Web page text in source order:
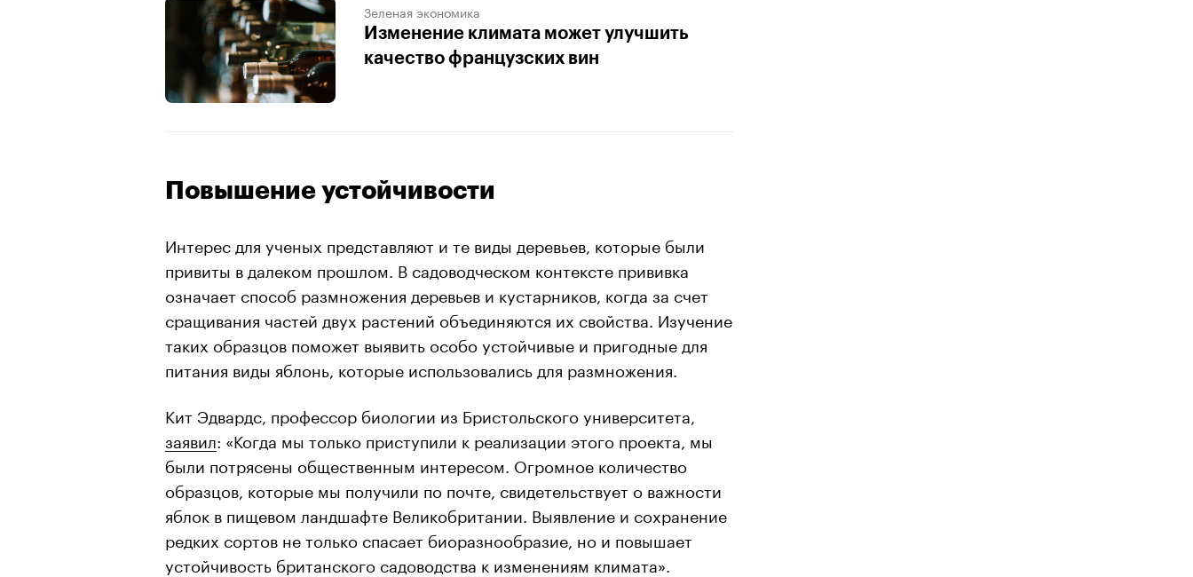
00:00 / 00:00
Зеленая экономика
Изменение климата может улучшить
качество французских вин
Повышение устойчивости
Интерес для ученых представляют и те виды деревьев, которые были
привиты в далеком прошлом. В садоводческом контексте прививка
означает способ размножения деревьев и кустарников, когда за счет
сращивания частей двух растений объединяются их свойства. Изучение
таких образцов поможет выявить особо устойчивые и пригодные для
питания виды яблонь, которые использовались для размножения.
Кит Эдвардс, профессор биологии из Бристольского университета,
заявил: «Когда мы только приступили к реализации этого проекта, мы
были потрясены общественным интересом. Огромное количество
образцов, которые мы получили по почте, свидетельствует о важности
яблок в пищевом ландшафте Великобритании. Выявление и сохранение
редких сортов не только спасает биоразнообразие, но и повышает
устойчивость британского садоводства к изменениям климата».